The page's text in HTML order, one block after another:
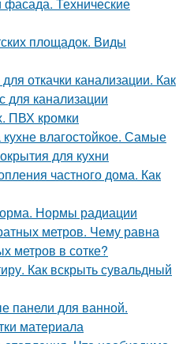
площадок. Виды
откачки канализации. Как
для канализации
ПВХ кромки
влагостойкое. Самые
для кухни
частного дома. Как
Нормы радиации
метров. Чему равна
метров в сотке?
Как вскрыть сувальдный
панели для ванной.
материала